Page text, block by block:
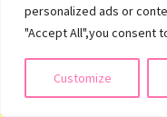
personalized ads or
"Accept All",you consent
Customize
Título: Nacida
Autor/a: Claire